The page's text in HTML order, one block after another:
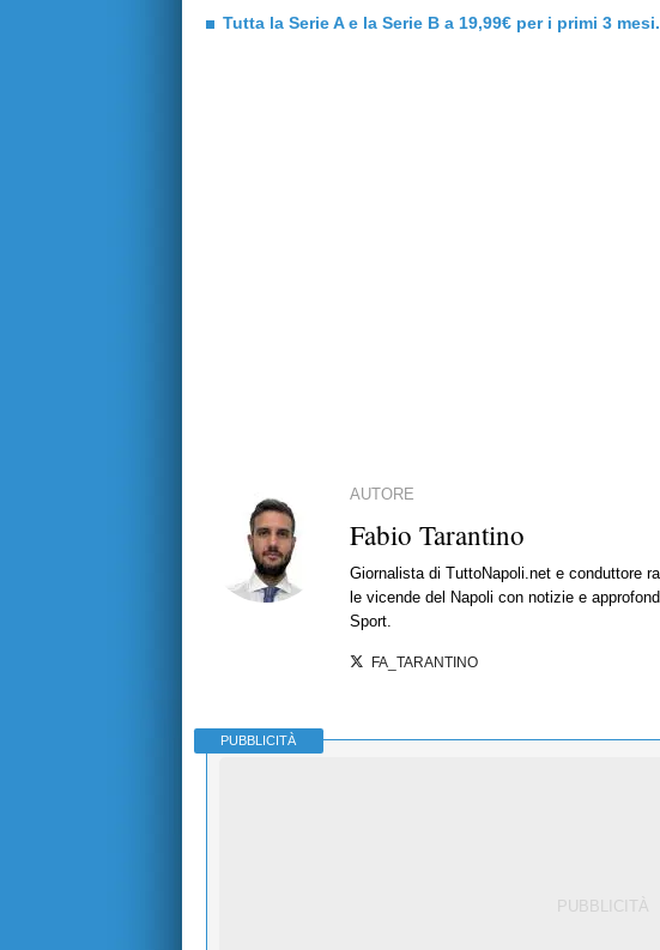
Tutta la Serie A e la Serie B a 19,99€ per i primi 3
AUTORE
Fabio Tarantino
Giornalista di TuttoNapoli.net e conduttore
le vicende del Napoli con notizie e
Sport.
FA_TARANTINO
PUBBLICITÀ